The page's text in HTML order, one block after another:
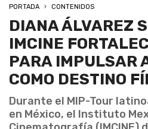
PORTADA CONTENIDOS
DIANA ÁLVAREZ
IMCINE
PARA IMPULSAR
COMO DESTINO
Durante el MIP-Tour
en México, el Instituto